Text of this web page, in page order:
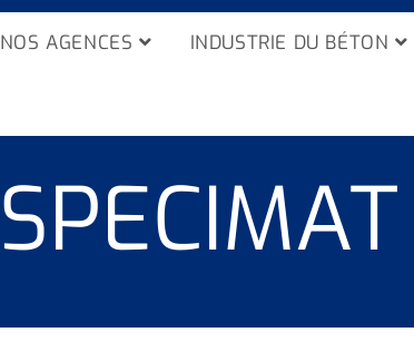
NOS AGENCES INDUSTRIE DU BÉTON